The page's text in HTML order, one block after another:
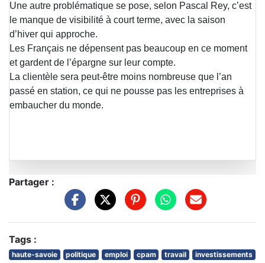
Une autre problématique se pose, selon Pascal Rey, c’est
le manque de visibilité à court terme, avec la saison
d’hiver qui approche.
Les Français ne dépensent pas beaucoup en ce moment
et gardent de l’épargne sur leur compte.
La clientèle sera peut-être moins nombreuse que l’an
passé en station, ce qui ne pousse pas les entreprises à
embaucher du monde.
Partager :
Tags :
haute-savoie politique emploi cpam travail
investissements